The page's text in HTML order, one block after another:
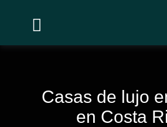

Casas de lujo
en Costa